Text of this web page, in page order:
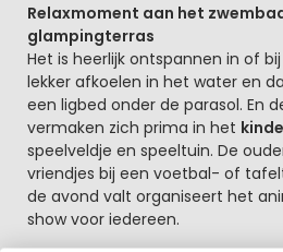
Relaxmoment aan het
glampingterras
Het is heerlijk ontspannen in of
lekker afkoelen in het water en
een ligbed onder de parasol. En
vermaken zich prima in het
speelveldje en speeltuin. De
vriendjes bij een voetbal- of
de avond valt organiseert het
show voor iedereen.